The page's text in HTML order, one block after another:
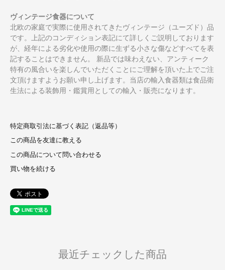
ヴィンテージ食器について
北欧の家庭で実際に使用されてきたヴィンテージ（ユーズド）品
です。上記のコンディション表記にて詳しくご説明しております
が、経年による劣化や使用の際に生ずる小さな傷などすべてを表
記することはできません。 新品では味わえない、アンティーク
特有の風合いを楽しんでいただくことにご理解を頂いた上でご注
文頂けますようお願い申し上げます。当店の輸入食器類は食品衛
生法による装飾用・鑑賞用としての輸入・販売になります。
特定商取引法に基づく表記（返品等）
この商品を友達に教える
この商品について問い合わせる
買い物を続ける
最近チェックした商品